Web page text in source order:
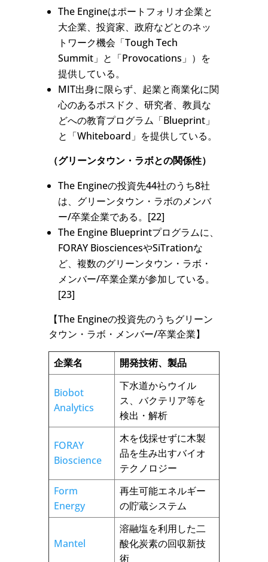
The Engineはポートフォリオ企業と
大企業、投資家、政府などとのネッ
トワーク機会「Tough Tech
Summit」と「Provocations」）を
提供している。
MIT出身に限らず、起業と商業化に関
心のあるポスドク、研究者、教員な
どへの教育プログラム「Blueprint」
と「Whiteboard」を提供している。
（グリーンタウン・ラボとの関係性）
The Engineの投資先44社のうち8社
は、グリーンタウン・ラボのメンバ
ー/卒業企業である。[22]
The Engine Blueprintプログラムに、
FORAY BiosciencesやSiTrationな
ど、複数のグリーンタウン・ラボ・
メンバー/卒業企業が参加している。
[23]
【The Engineの投資先のうちグリーン
タウン・ラボ・メンバー/卒業企業】
企業名 開発技術、製品
Biobot
Analytics
下水道からウイル
ス、バクテリア等を
検出・解析
FORAY
Bioscience
木を伐採せずに木製
品を生み出すバイオ
テクノロジー
Form
Energy
再生可能エネルギー
の貯蔵システム
Mantel
溶融塩を利用した二
酸化炭素の回収新技
術